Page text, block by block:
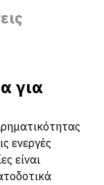
για
ενεργές
είναι